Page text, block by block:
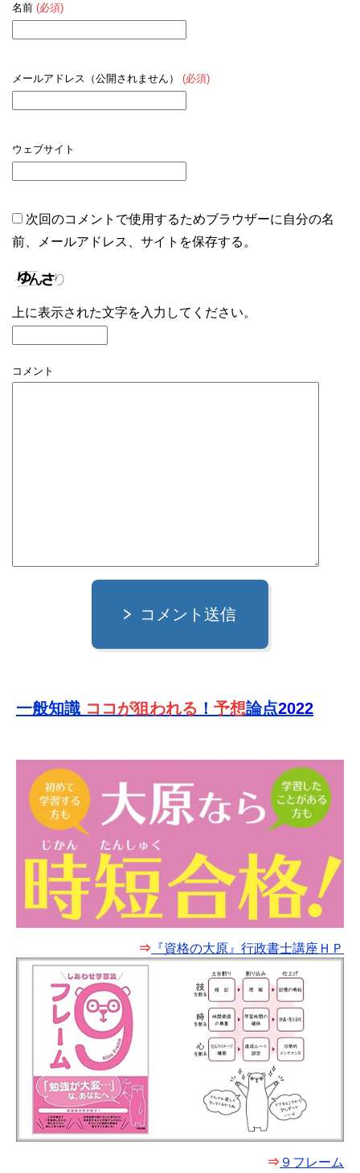
名前 (必須)
メールアドレス（公開されません） (必須)
ウェブサイト
次回のコメントで使用するためブラウザーに自分の名
前、メールアドレス、サイトを保存する。
上に表示された文字を入力してください。
コメント
コメント送信
一般知識 ココが狙われる ！ 予想論点2022
⇒ 『資格の大原』行政書士講座ＨＰ
⇒ ９フレーム